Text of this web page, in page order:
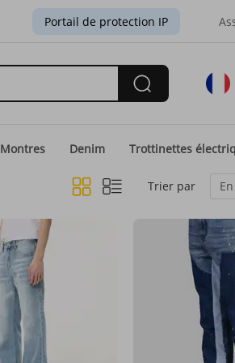
Portail de protection IP
Montres Denim Trottinettes
Trier par